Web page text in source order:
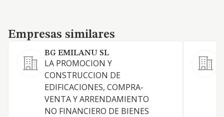
Empresas similares
Empresas similares
BG EMILANU SL
LA PROMOCION Y
CONSTRUCCION DE
EDIFICACIONES, COMPRA-
VENTA Y ARRENDAMIENTO
NO FINANCIERO DE BIENES